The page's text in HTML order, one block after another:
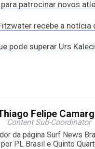
patrocinar novos
recebe a notícia
pode superar Urs
Felipe
Content Sub-Coordinator
da página Surf News
PL Brasil e Quinto